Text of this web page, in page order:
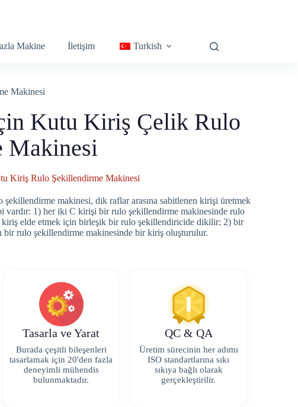
Makine İletişim Turkish
Makinesi
Kutu Kiriş Çelik Rulo
Makinesi
Kiriş Rulo Şekillendirme Makinesi
makinesi, dik raflar arasına sabitlenen kirişi üretmek
1) her iki C kirişi bir rulo şekillendirme makinesinde rulo
elde etmek için birleşik bir rulo şekillendiricide dikilir; 2) bir
rulo şekillendirme makinesinde bir kiriş oluşturulur.
Tasarla ve Yarat
Burada çeşitli bileşenleri
tasarlamak için 20'den fazla
deneyimli mühendis
bulunmaktadır.
QC & QA
Üretim sürecinin her adımı
ISO standartlarına sıkı
sıkıya bağlı olarak
gerçekleştirilir.